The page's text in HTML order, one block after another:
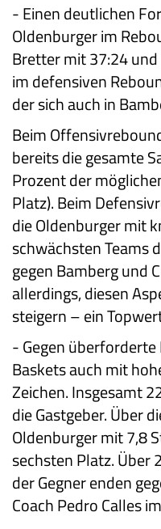
-Einen deutlichen
Oldenburger im
Bretter mit 37:24
im defensiven
der sich auch in
Beim
bereits die gesamte
Prozent der
Platz). Beim
die Oldenburger mit
schwächsten Teams
gegen Bamberg und
allerdings, diesen
steigern – ein
-Gegen
Baskets auch mit
Zeichen. Insgesamt
die Gastgeber. Über
Oldenburger mit 7,8
sechsten Platz. Über
der Gegner enden
Coach Pedro Calles